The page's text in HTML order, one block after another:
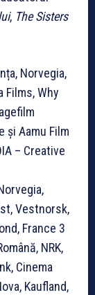
, The Sisters
Norvegia,
Films, Why
și Aamu Film
– Creative
Vestnorsk,
France 3
NRK,
Cinema
Kaufland,